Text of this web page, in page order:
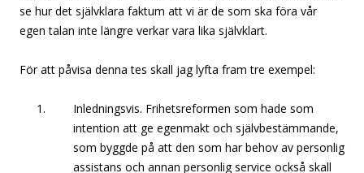
se hur det självklara faktum att vi är de som ska föra vår
egen talan inte längre verkar vara lika självklart.
För att påvisa denna tes skall jag lyfta fram tre exempel:
Inledningsvis. Frihetsreformen som hade som
intention att ge egenmakt och självbestämmande,
som byggde på att den som har behov av personlig
assistans och annan personlig service också skall